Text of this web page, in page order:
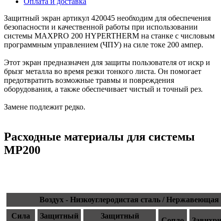
Защитный экран артикул 420045 необходим для обеспечения
безопасности и качественной работы при использовании
системы MAXPRO 200 HYPERTHERM на станке с числовым
программным управлением (ЧПУ) на силе токе 200 ампер.
Этот экран предназначен для защиты пользователя от искр и
брызг металла во время резки тонкого листа. Он помогает
предотвратить возможные травмы и повреждения
оборудования, а также обеспечивает чистый и точный рез.
Замене подлежит редко.
Расходные материалы для системы
MP200
Воздух - Низкоуглеродистая сталь /
Сила
Защитный
Защитный